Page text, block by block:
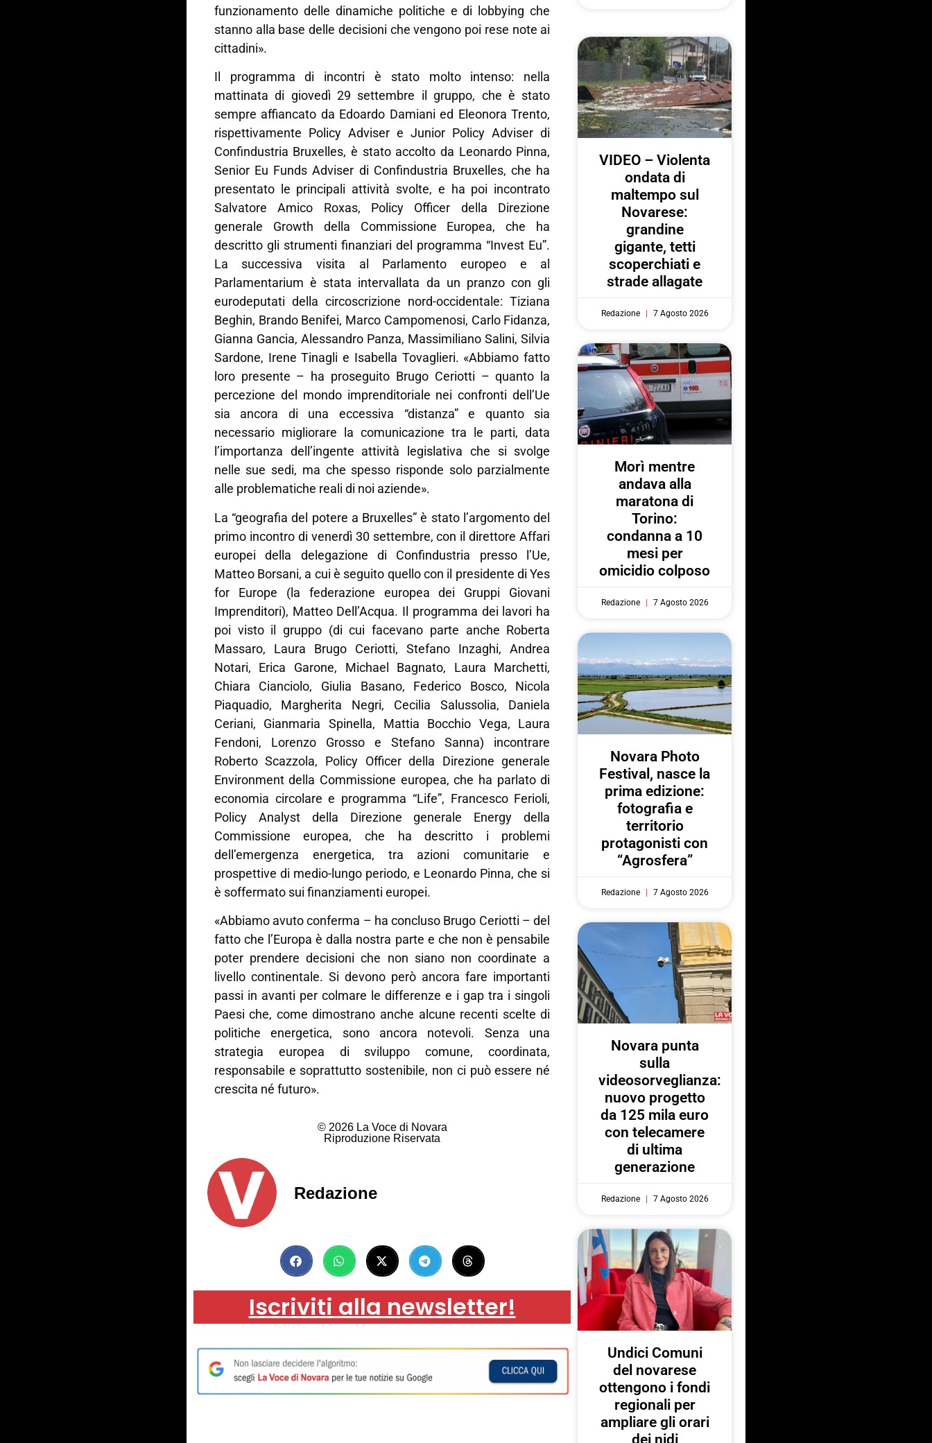
funzionamento delle dinamiche politiche e di lobbying che
stanno alla base delle decisioni che vengono poi rese note ai
cittadini».
Il programma di incontri è stato molto intenso: nella
mattinata di giovedì 29 settembre il gruppo, che è stato
sempre affiancato da Edoardo Damiani ed Eleonora Trento,
rispettivamente Policy Adviser e Junior Policy Adviser di
Confindustria Bruxelles, è stato accolto da Leonardo Pinna,
Senior Eu Funds Adviser di Confindustria Bruxelles, che ha
presentato le principali attività svolte, e ha poi incontrato
Salvatore Amico Roxas, Policy Officer della Direzione
generale Growth della Commissione Europea, che ha
descritto gli strumenti finanziari del programma “Invest Eu”.
La successiva visita al Parlamento europeo e al
Parlamentarium è stata intervallata da un pranzo con gli
eurodeputati della circoscrizione nord-occidentale: Tiziana
Beghin, Brando Benifei, Marco Campomenosi, Carlo Fidanza,
Gianna Gancia, Alessandro Panza, Massimiliano Salini, Silvia
Sardone, Irene Tinagli e Isabella Tovaglieri. «Abbiamo fatto
loro presente – ha proseguito Brugo Ceriotti – quanto la
percezione del mondo imprenditoriale nei confronti dell’Ue
sia ancora di una eccessiva “distanza” e quanto sia
necessario migliorare la comunicazione tra le parti, data
l’importanza dell’ingente attività legislativa che si svolge
nelle sue sedi, ma che spesso risponde solo parzialmente
alle problematiche reali di noi aziende».
La “geografia del potere a Bruxelles” è stato l’argomento del
primo incontro di venerdì 30 settembre, con il direttore Affari
europei della delegazione di Confindustria presso l’Ue,
Matteo Borsani, a cui è seguito quello con il presidente di Yes
for Europe (la federazione europea dei Gruppi Giovani
Imprenditori), Matteo Dell’Acqua. Il programma dei lavori ha
poi visto il gruppo (di cui facevano parte anche Roberta
Massaro, Laura Brugo Ceriotti, Stefano Inzaghi, Andrea
Notari, Erica Garone, Michael Bagnato, Laura Marchetti,
Chiara Cianciolo, Giulia Basano, Federico Bosco, Nicola
Piaquadio, Margherita Negri, Cecilia Salussolia, Daniela
Ceriani, Gianmaria Spinella, Mattia Bocchio Vega, Laura
Fendoni, Lorenzo Grosso e Stefano Sanna) incontrare
Roberto Scazzola, Policy Officer della Direzione generale
Environment della Commissione europea, che ha parlato di
economia circolare e programma “Life”, Francesco Ferioli,
Policy Analyst della Direzione generale Energy della
Commissione europea, che ha descritto i problemi
dell’emergenza energetica, tra azioni comunitarie e
prospettive di medio-lungo periodo, e Leonardo Pinna, che si
è soffermato sui finanziamenti europei.
«Abbiamo avuto conferma – ha concluso Brugo Ceriotti – del
fatto che l’Europa è dalla nostra parte e che non è pensabile
poter prendere decisioni che non siano non coordinate a
livello continentale. Si devono però ancora fare importanti
passi in avanti per colmare le differenze e i gap tra i singoli
Paesi che, come dimostrano anche alcune recenti scelte di
politiche energetica, sono ancora notevoli. Senza una
strategia europea di sviluppo comune, coordinata,
responsabile e soprattutto sostenibile, non ci può essere né
crescita né futuro».
© 2026 La Voce di Novara
Riproduzione Riservata
Redazione
Iscriviti alla newsletter!
VIDEO – Violenta
ondata di
maltempo sul
Novarese:
grandine
gigante, tetti
scoperchiati e
strade allagate
Redazione 7 Agosto 2026
Morì mentre
andava alla
maratona di
Torino:
condanna a 10
mesi per
omicidio colposo
Redazione 7 Agosto 2026
Novara Photo
Festival, nasce la
prima edizione:
fotografia e
territorio
protagonisti con
“Agrosfera”
Redazione 7 Agosto 2026
Novara punta
sulla
videosorveglianza:
nuovo progetto
da 125 mila euro
con telecamere
di ultima
generazione
Redazione 7 Agosto 2026
Undici Comuni
del novarese
ottengono i fondi
regionali per
ampliare gli orari
dei nidi